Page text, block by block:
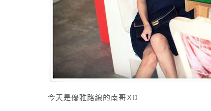
今天是優雅路線的南哥XD